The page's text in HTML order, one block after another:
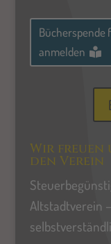
Bücherspende
anmelden
Wir freuen
den Verein
Altstadtverein